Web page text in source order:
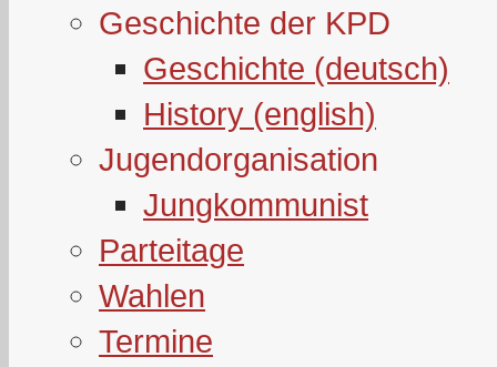
Geschichte der KPD
Geschichte (deutsch)
History (english)
Jugendorganisation
Jungkommunist
Parteitage
Wahlen
Termine